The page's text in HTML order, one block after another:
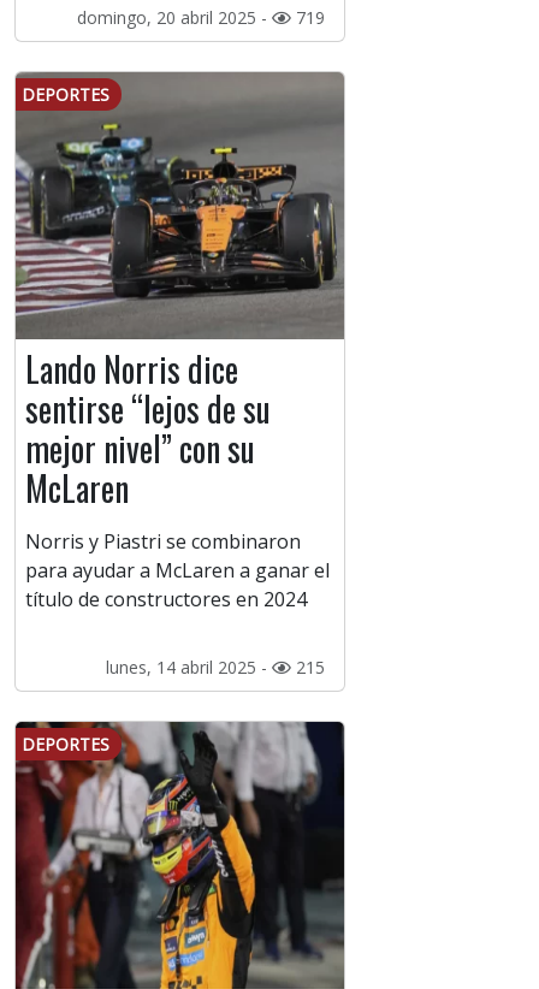
domingo, 20 abril 2025 - 719
DEPORTES
Lando Norris dice
sentirse “lejos de su
mejor nivel” con su
McLaren
Norris y Piastri se combinaron
para ayudar a McLaren a ganar el
título de constructores en 2024
lunes, 14 abril 2025 - 215
DEPORTES